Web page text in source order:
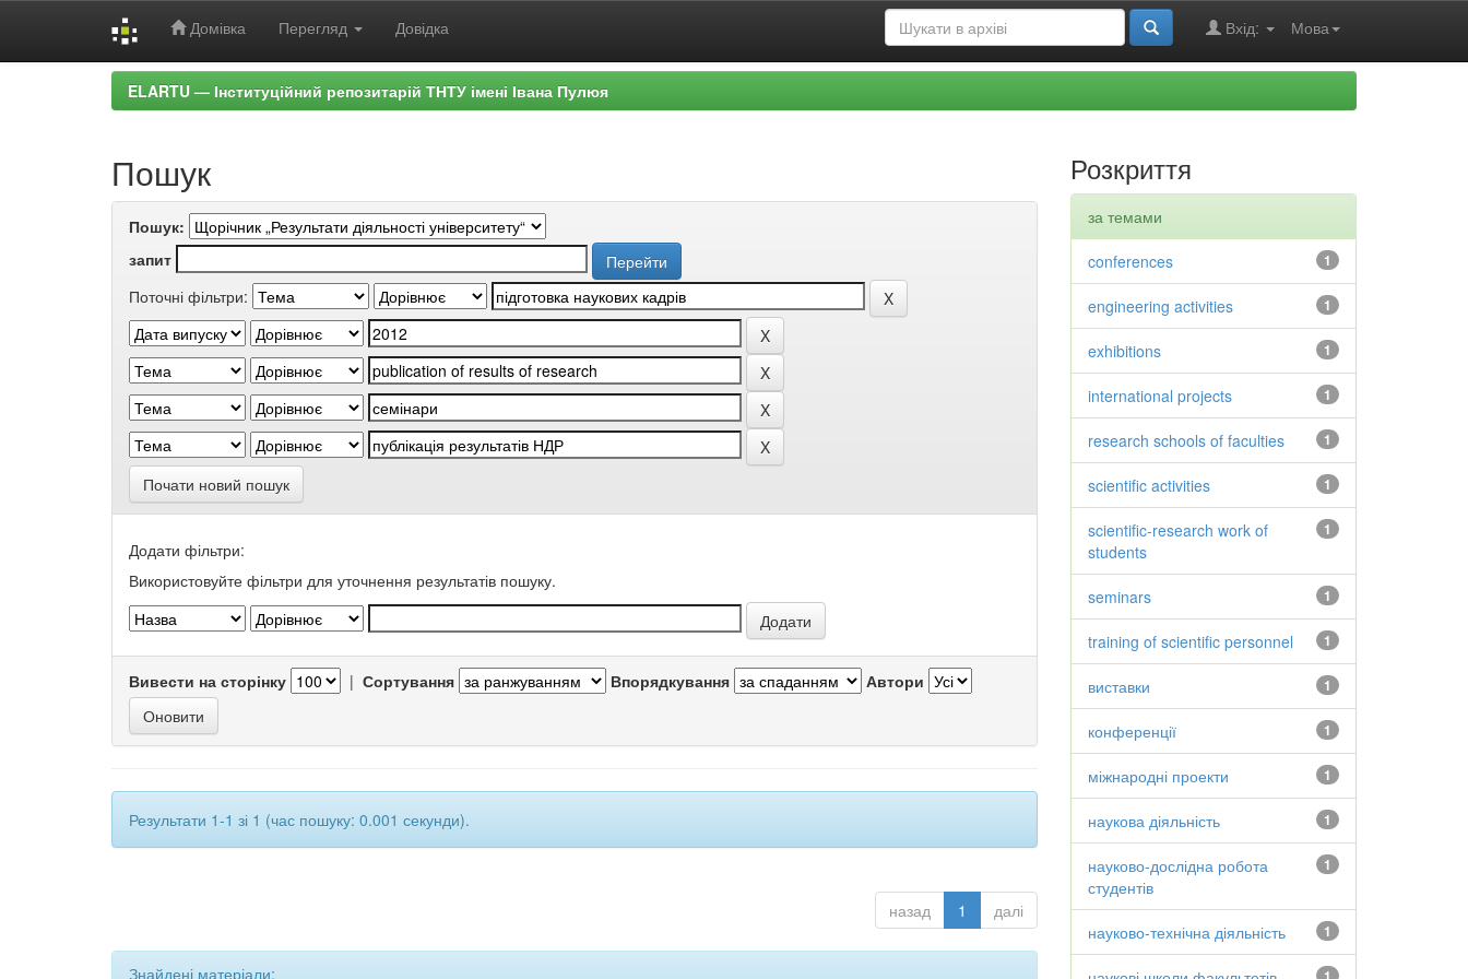
Домівка Перегляд Довідка Мова
Вхід:
ELARTU — Інституційний репозитарій ТНТУ імені Івана Пулюя
Пошук
Пошук:
запит
Поточні фільтри:
Почати новий пошук
Додати фільтри:
Використовуйте фільтри для уточнення результатів пошуку.
Вивести на сторінку | Сортування Впорядкування Автори
Результати 1-1 зі 1 (час пошуку: 0.001 секунди).
назад 1 далі
Знайдені матеріали:
Розкриття
за темами
1
conferences
1
engineering activities
1
exhibitions
1
international projects
1
research schools of faculties
1
scientific activities
1
scientific-research work of
students
1
seminars
1
training of scientific personnel
1
виставки
1
конференції
1
міжнародні проекти
1
наукова діяльність
1
науково-дослідна робота
студентів
1
науково-технічна діяльність